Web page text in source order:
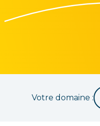
Votre domaine :